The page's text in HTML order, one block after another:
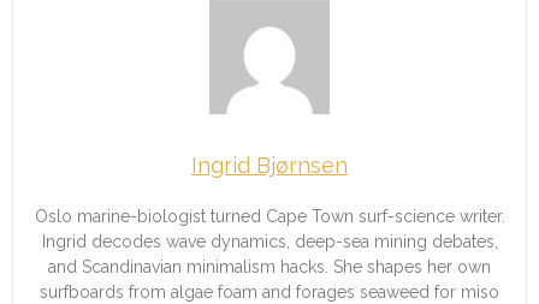
Ingrid Bjørnsen
Oslo marine-biologist turned Cape Town surf-science writer.
Ingrid decodes wave dynamics, deep-sea mining debates,
and Scandinavian minimalism hacks. She shapes her own
surfboards from algae foam and forages seaweed for miso